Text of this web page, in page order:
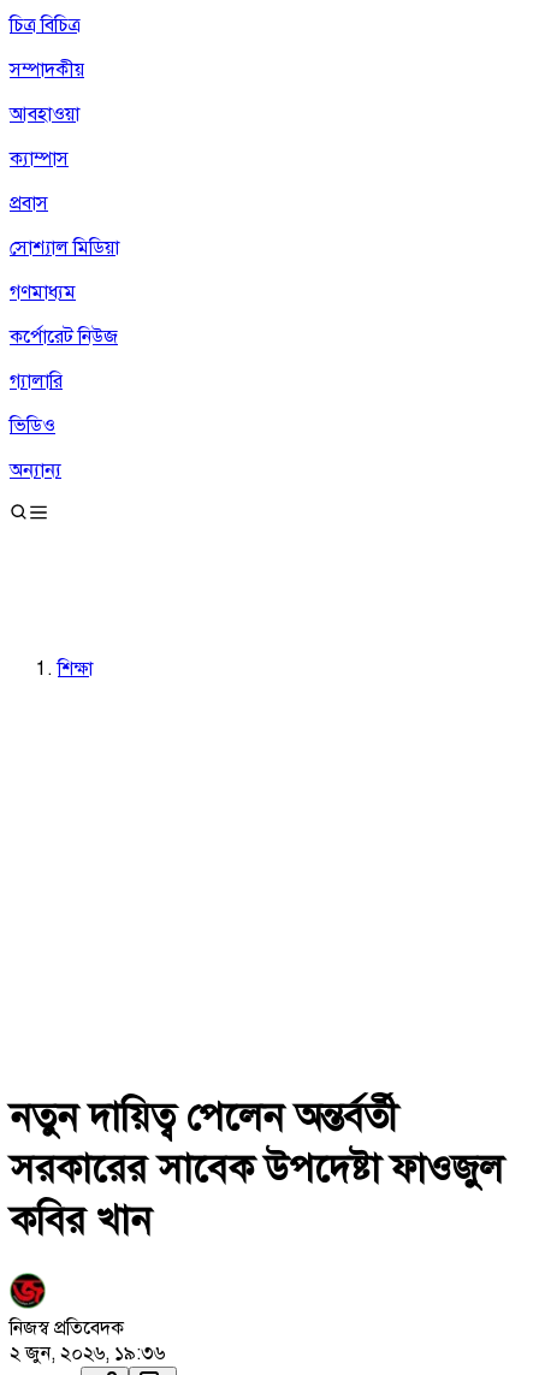
চিত্র বিচিত্র
সম্পাদকীয়
আবহাওয়া
ক্যাম্পাস
প্রবাস
সোশ্যাল মিডিয়া
গণমাধ্যম
কর্পোরেট নিউজ
গ্যালারি
ভিডিও
অন্যান্য
শিক্ষা
নতুন দায়িত্ব পেলেন অন্তর্বর্তী
সরকারের সাবেক উপদেষ্টা ফাওজুল
কবির খান
নিজস্ব প্রতিবেদক
২ জুন, ২০২৬, ১৯:৩৬